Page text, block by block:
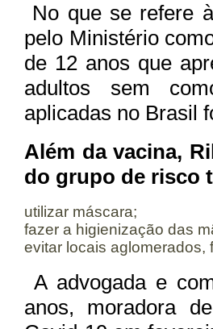
No que se refere
pelo Ministério
de 12 anos que
adultos sem
aplicadas no Brasil
Além da vacina,
do grupo de risco
utilizar máscara;
fazer a higienização das
evitar locais
A advogada e
anos, moradora